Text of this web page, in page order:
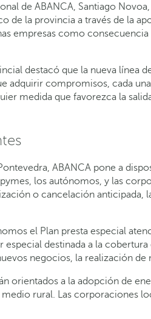
de ABANCA, Santiago
de la provincia a través de la
empresas como
destacó que la nueva línea
adquirir compromisos, cada
medida que favorezca la
ABANCA pone a
los autónomos, y las
o cancelación anticipada,
el Plan presta especial
destinada a la
negocios, la realización
orientados a la adopción de
rural. Las corporaciones